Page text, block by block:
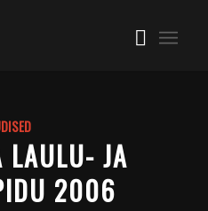
LAULU- JA
2006